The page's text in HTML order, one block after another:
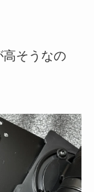
高そうなの